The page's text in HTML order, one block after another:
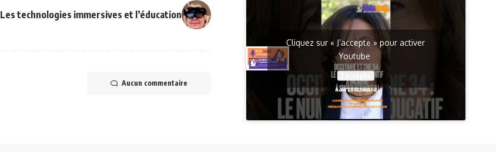
Les technologies immersives et l’éducation
Aucun commentaire
Cliquez sur « J’accepte » pour activer
Youtube